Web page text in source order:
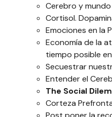
Cerebro y
Cortisol.
Emociones en la
Economía de la
tiempo posible
Secuestrar
Entender el
The Social
Corteza